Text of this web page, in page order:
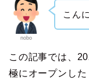
nobo
こん
この記事では、
極にオープンし